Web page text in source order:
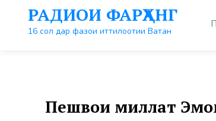
контенту
РАДИОИ ФАРҲАНГ
16 сол дар фазои иттилоотии Ватан
Пешвои миллат